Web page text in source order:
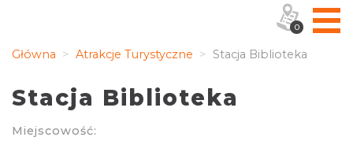
Główna Atrakcje Turystyczne Stacja Biblioteka
Stacja Biblioteka
Miejscowość:
0